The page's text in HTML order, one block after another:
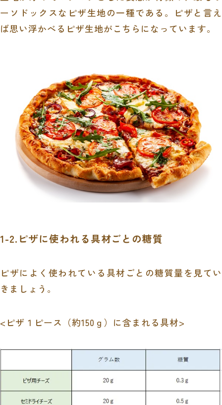
ーソドックスなピザ生地の一種である。ピザと言え
ば思い浮かべるピザ生地がこちらになっています。
1-2.ピザに使われる具材ごとの糖質
ピザによく使われている具材ごとの糖質量を見てい
きましょう。
<ピザ１ピース（約150 ｇ）に含まれる具材>